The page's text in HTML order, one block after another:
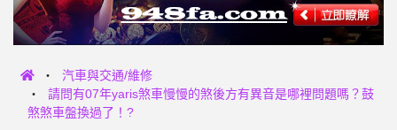
汽車與交通/維修
請問有07年yaris煞車慢慢的煞後方有異音是哪裡問題嗎？鼓
煞煞車盤換過了！?